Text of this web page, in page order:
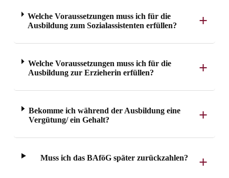
Welche Voraussetzungen muss ich für die
Ausbildung zum Sozialassistenten erfüllen?
Welche Voraussetzungen muss ich für die
Ausbildung zur Erzieherin erfüllen?
Bekomme ich während der Ausbildung eine
Vergütung/ ein Gehalt?
Muss ich das BAföG später zurückzahlen?